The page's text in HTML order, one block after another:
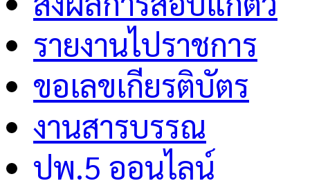
รายงานไปราชการ
ขอเลขเกียรติบัตร
งานสารบรรณ
ปพ.5 ออนไลน์